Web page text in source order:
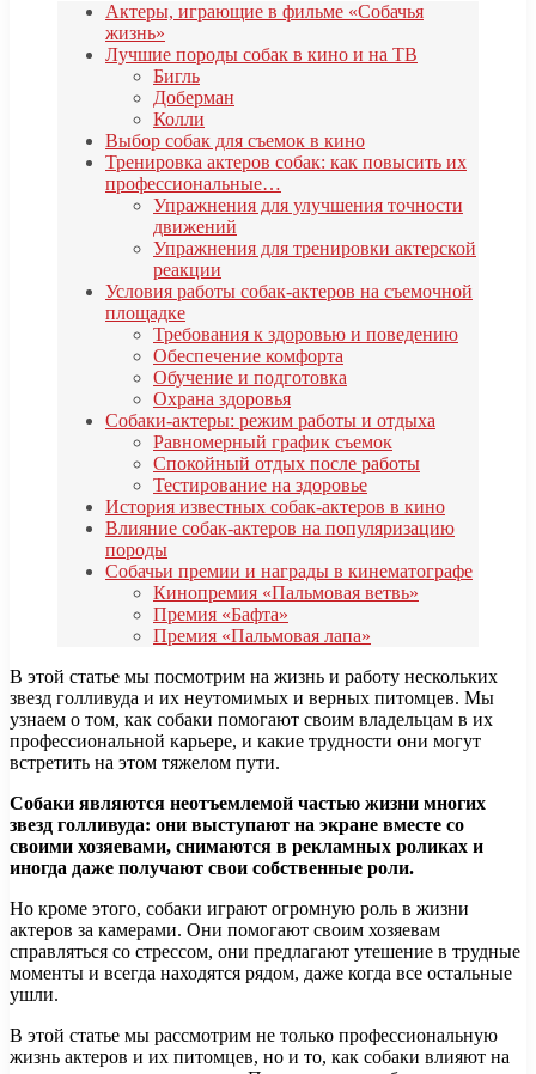
Актеры, играющие в фильме «Собачья
жизнь»
Лучшие породы собак в кино и на ТВ
Бигль
Доберман
Колли
Выбор собак для съемок в кино
Тренировка актеров собак: как повысить их
профессиональные…
Упражнения для улучшения точности
движений
Упражнения для тренировки актерской
реакции
Условия работы собак-актеров на съемочной
площадке
Требования к здоровью и поведению
Обеспечение комфорта
Обучение и подготовка
Охрана здоровья
Собаки-актеры: режим работы и отдыха
Равномерный график съемок
Спокойный отдых после работы
Тестирование на здоровье
История известных собак-актеров в кино
Влияние собак-актеров на популяризацию
породы
Собачьи премии и награды в кинематографе
Кинопремия «Пальмовая ветвь»
Премия «Бафта»
Премия «Пальмовая лапа»
В этой статье мы посмотрим на жизнь и работу нескольких
звезд голливуда и их неутомимых и верных питомцев. Мы
узнаем о том, как собаки помогают своим владельцам в их
профессиональной карьере, и какие трудности они могут
встретить на этом тяжелом пути.
Собаки являются неотъемлемой частью жизни многих
звезд голливуда: они выступают на экране вместе со
своими хозяевами, снимаются в рекламных роликах и
иногда даже получают свои собственные роли.
Но кроме этого, собаки играют огромную роль в жизни
актеров за камерами. Они помогают своим хозяевам
справляться со стрессом, они предлагают утешение в трудные
моменты и всегда находятся рядом, даже когда все остальные
ушли.
В этой статье мы рассмотрим не только профессиональную
жизнь актеров и их питомцев, но и то, как собаки влияют на